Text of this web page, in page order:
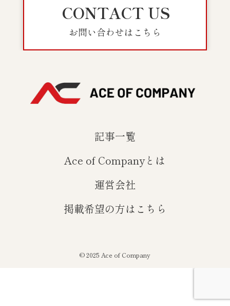
CONTACT US
お問い合わせはこちら
記事一覧
Ace of Companyとは
運営会社
掲載希望の方はこちら
©2025 Ace of Company